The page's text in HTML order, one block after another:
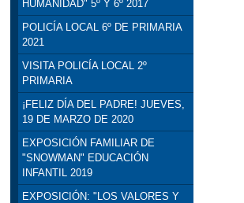
HUMANIDAD" 5º Y 6º 2017
POLICÍA LOCAL 6º DE PRIMARIA
2021
VISITA POLICÍA LOCAL 2º
PRIMARIA
¡FELIZ DÍA DEL PADRE! JUEVES,
19 DE MARZO DE 2020
EXPOSICIÓN FAMILIAR DE
"SNOWMAN" EDUCACIÓN
INFANTIL 2019
EXPOSICIÓN: "LOS VALORES Y